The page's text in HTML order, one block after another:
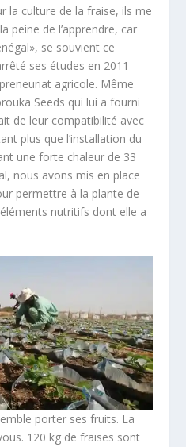
la culture de la fraise, ils me
peine de l’apprendre, car
se souvient ce
ses études en 2011
agricole. Même
Seeds qui lui a fourni
de leur compatibilité avec
plus que l’installation du
une forte chaleur de 33
nous avons mis en place
permettre à la plante de
nutritifs dont elle a
porter ses fruits. La
120 kg de fraises sont